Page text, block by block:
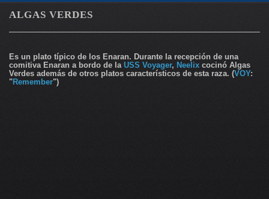
ALGAS VERDES
Es un plato típico de los Enaran. Durante la recepción de una
comitiva Enaran a bordo de la USS Voyager, Neelix cocinó Algas
Verdes además de otros platos característicos de esta raza. (VOY:
"Remember")